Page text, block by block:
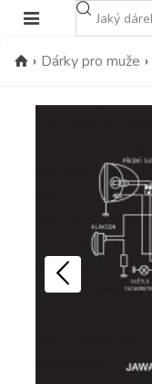
› Dárky pro muže ›